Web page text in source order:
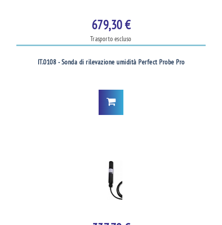
679,30 €
Trasporto escluso
IT.0108 - Sonda di rilevazione umidità Perfect Probe Pro